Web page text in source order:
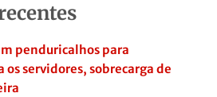
penduricalhos para
os servidores, sobrecarga de